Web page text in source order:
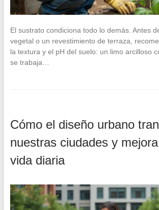
El sustrato condiciona todo lo demás. Antes
vegetal o un revestimiento de terraza,
la textura y el pH del suelo: un limo arcilloso
se trabaja…
Cómo el diseño urbano
nuestras ciudades y
vida diaria